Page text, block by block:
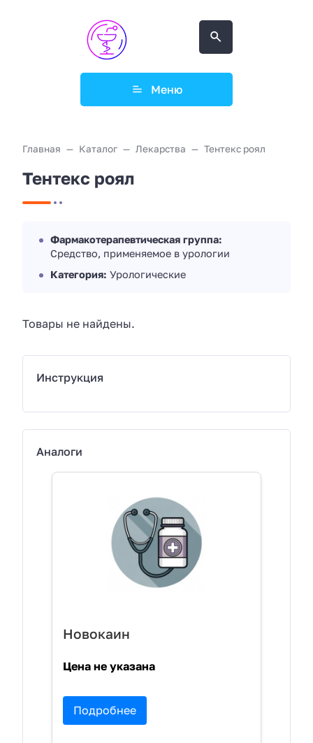
Меню
Главная Каталог Лекарства Тентекс роял
Тентекс роял
Фармакотерапевтическая группа:
Средство, применяемое в урологии
Категория: Урологические
Товары не найдены.
Инструкция
Аналоги
Новокаин
Цена не указана
Подробнее